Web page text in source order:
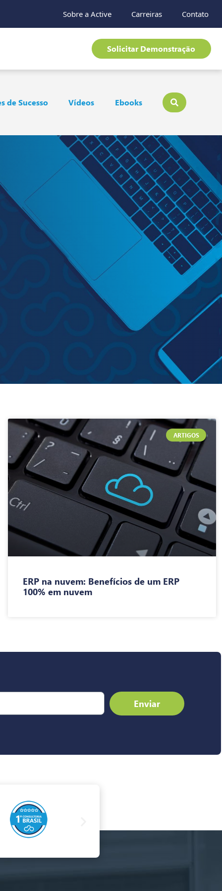
Sobre a Active Carreiras Contato
Solicitar Demonstração
de Sucesso Vídeos Ebooks
ARTIGOS
ERP na nuvem: Benefícios de um ERP
100% em nuvem
Enviar